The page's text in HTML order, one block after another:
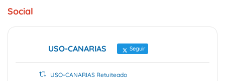
Social
USO-CANARIAS Seguir
USO-CANARIAS Retuiteado